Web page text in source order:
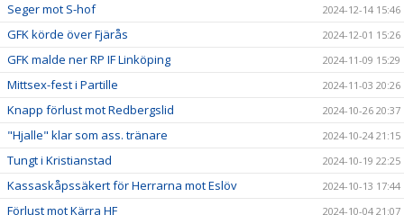
Seger mot S-hof 2024-12-14 15:46
GFK körde över Fjärås 2024-12-01 15:26
GFK malde ner RP IF Linköping 2024-11-09 15:29
Mittsex-fest i Partille 2024-11-03 20:26
Knapp förlust mot Redbergslid 2024-10-26 20:37
"Hjalle" klar som ass. tränare 2024-10-24 21:15
Tungt i Kristianstad 2024-10-19 22:25
Kassaskåpssäkert för Herrarna mot Eslöv 2024-10-13 17:44
Förlust mot Kärra HF 2024-10-04 21:07